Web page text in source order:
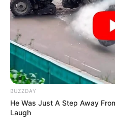
Luego del partido ante el
Millonarios enfrentará a
dicho torneo amistoso.
alOnce Caldas en la tercera
COMPARTIR
BUZZDAY
He Was Just A Step Away
Laugh